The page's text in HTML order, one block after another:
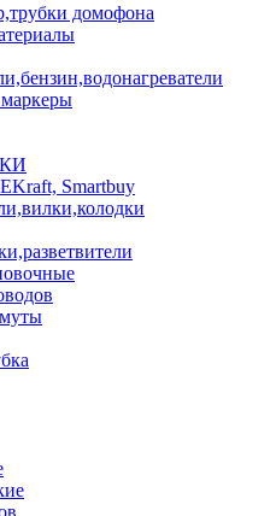
домофона
Smartbuy